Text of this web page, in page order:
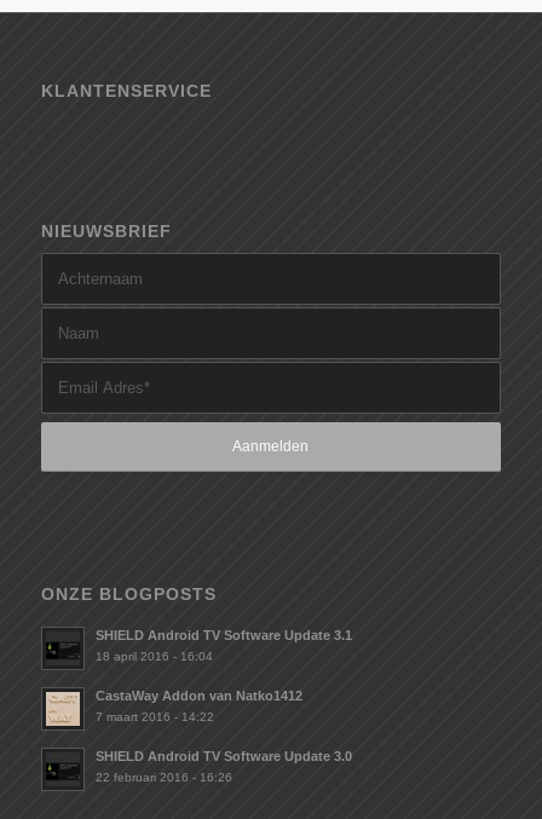
KLANTENSERVICE
NIEUWSBRIEF
ONZE BLOGPOSTS
SHIELD Android TV Software Update 3.1
18 april 2016 - 16:04
CastaWay Addon van Natko1412
7 maart 2016 - 14:22
SHIELD Android TV Software Update 3.0
22 februari 2016 - 16:26